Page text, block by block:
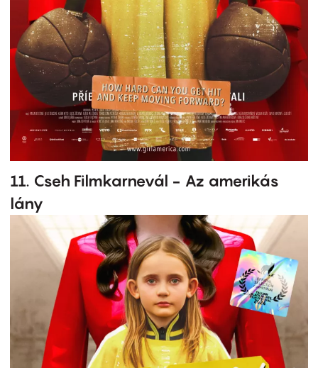
11. Cseh Filmkarnevál - Az amerikás
lány